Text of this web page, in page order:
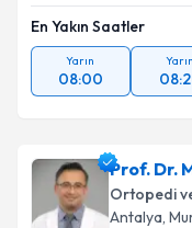
kapsamda
En Yakın Saatler
Yarın
08:00
Yarın
Prof. Dr.
Ortopedi
Antalya,